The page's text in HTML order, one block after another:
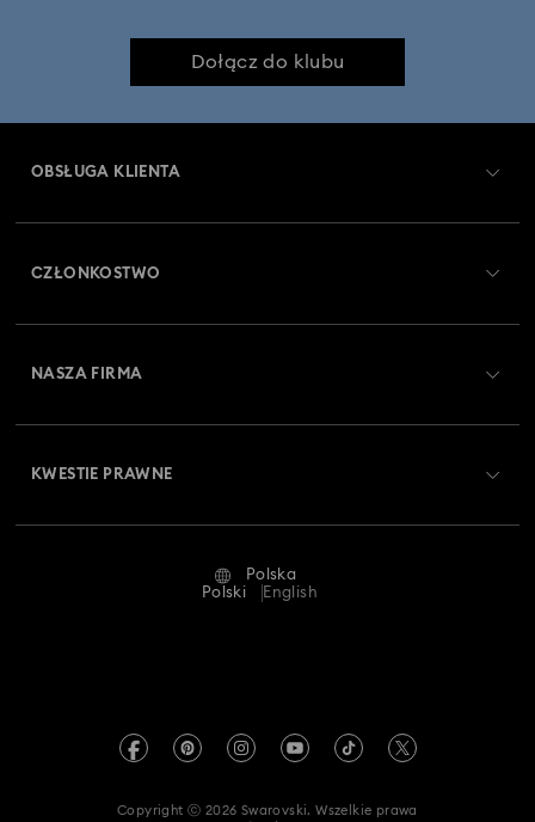
Dołącz do klubu
OBSŁUGA KLIENTA
Zwroty i wymiana towaru
Status naprawy
CZŁONKOSTWO
NASZA FIRMA
KWESTIE PRAWNE
Polska
Polski
English
Copyright ⓒ 2026 Swarovski. Wszelkie prawa